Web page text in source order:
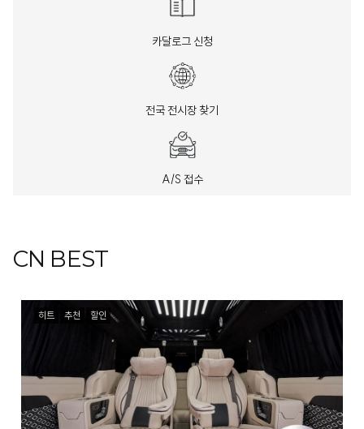
카달로그 신청
전국 전시장 찾기
A/S 접수
CN BEST
히트 추천 할인